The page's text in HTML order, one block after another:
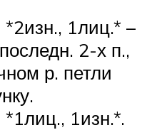
*2изн., 1лиц.* –
2-х п.,
р. петли
1изн.*.